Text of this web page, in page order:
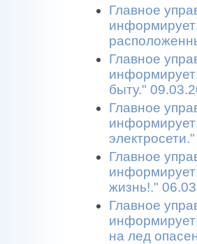
Главное
Главное
быту."
Главное
Главное
жизнь!."
Главное
на лед